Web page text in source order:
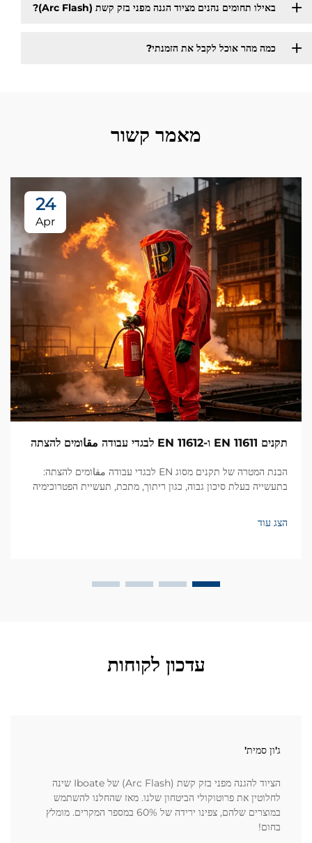
באילו תחומים נהנים מציוד הגנה מפני בזק קשת (Arc Flash)?
כמה מהר אוכל לקבל את הזמנתי?
מאמר קשור
24
Apr
תקנים EN 11611 ו-EN 11612 לבגדי עבודה مقاומים להצתה
הבנת המטרה של תקנים מסוג EN לבגדי עבודה مقاומים להצתה:
בתעשייה בעלת סיכון גבוה, כגון ריתוך, מתכת, תעשיית הפטרוכימיה
הצג עוד
עדכון לקוחות
ג'ון סמית'
הציוד להגנה מפני בזק קשת (Arc Flash) של Iboate שינה
לחלוטין את פרוטוקולי הביטחון שלנו. מאז שהחלנו להשתמש
במוצרים שלהם, צפינו ירידה של 60% במספר המקרים. מומלץ
בחום!